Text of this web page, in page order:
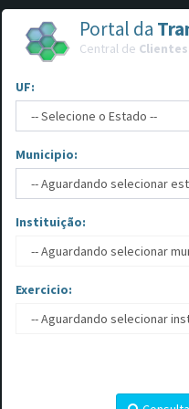
Portal da
Central de Clientes
UF:
Municipio:
Instituição:
Exercicio: